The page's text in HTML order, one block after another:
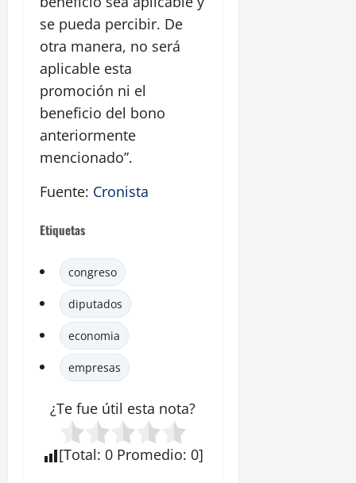
se pueda percibir. De
otra manera, no será
aplicable esta
promoción ni el
beneficio del bono
anteriormente
mencionado”.
Fuente: Cronista
Etiquetas
congreso
diputados
economia
empresas
¿Te fue útil esta nota?
[Total: 0 Promedio: 0]